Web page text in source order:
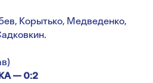
Корытько, Медведенко,
— 0:2